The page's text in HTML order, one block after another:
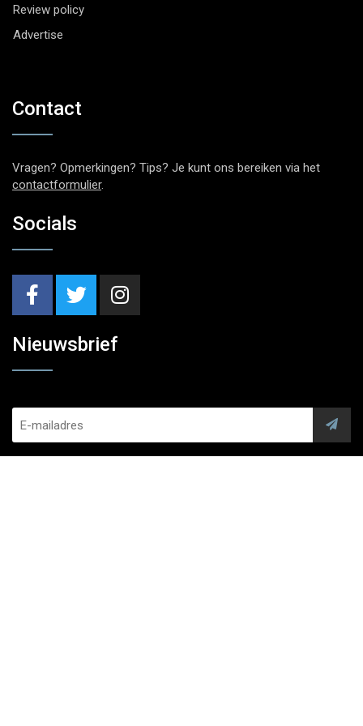
Review policy
Advertise
Contact
Vragen? Opmerkingen? Tips? Je kunt ons bereiken via het
contactformulier.
Socials
Nieuwsbrief